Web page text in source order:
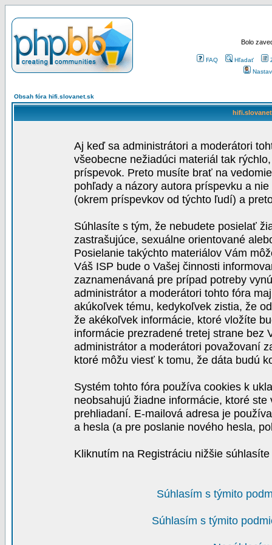
Bolo
FAQ Hľadať
Obsah fóra hifi.slovanet.sk
Aj keď sa administrátori a moderátori
všeobecne nežiadúci materiál tak
príspevok. Preto musíte brať na
pohľady a názory autora príspevku a
(okrem príspevkov od týchto ľudí) a
Súhlasíte s tým, že nebudete posielať
zastrašujúce, sexuálne orientované
Posielanie takýchto materiálov Vám
Váš ISP bude o Vašej činnosti
zaznamenávaná pre prípad potreby
administrátor a moderátori tohto fóra
akúkoľvek tému, kedykoľvek zistia, že
že akékoľvek informácie, ktoré vložíte
informácie prezradené tretej strane bez
administrátor a moderátori považovaní
ktoré môžu viesť k tomu, že dáta budú
Systém tohto fóra používa cookies k
neobsahujú žiadne informácie, ktoré
prehliadaní. E-mailová adresa je
a hesla (a pre poslanie nového hesla,
Kliknutím na Registráciu nižšie
Súhlasím s týmito
Súhlasím s týmito